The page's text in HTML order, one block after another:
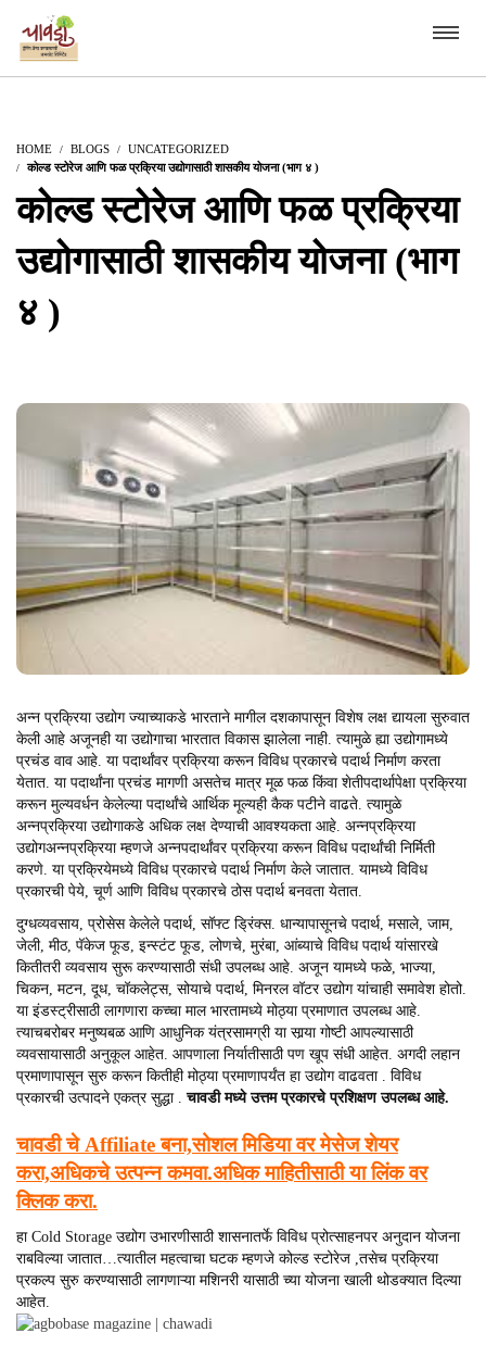
HOME BLOGS
UNCATEGORIZED
कोल्ड स्टोरेज आणि फळ प्रक्रिया उद्योगासाठी शासकीय योजना (भाग ४ )
कोल्ड स्टोरेज आणि फळ प्रक्रिया
उद्योगासाठी शासकीय योजना (भाग
४ )
अन्न प्रक्रिया उद्योग ज्याच्याकडे भारताने मागील दशकापासून विशेष लक्ष द्यायला सुरुवात
केली आहे अजूनही या उद्योगाचा भारतात विकास झालेला नाही. त्यामुळे ह्या उद्योगामध्ये
प्रचंड वाव आहे. या पदार्थांवर प्रक्रिया करून विविध प्रकारचे पदार्थ निर्माण करता
येतात. या पदार्थांना प्रचंड मागणी असतेच मात्र मूळ फळ किंवा शेतीपदार्थापेक्षा प्रक्रिया
करून मुल्यवर्धन केलेल्या पदार्थांचे आर्थिक मूल्यही कैक पटीने वाढते. त्यामुळे
अन्नप्रक्रिया उद्योगाकडे अधिक लक्ष देण्याची आवश्यकता आहे. अन्नप्रक्रिया
उद्योगअन्नप्रक्रिया म्हणजे अन्नपदार्थांवर प्रक्रिया करून विविध पदार्थांची निर्मिती
करणे. या प्रक्रियेमध्ये विविध प्रकारचे पदार्थ निर्माण केले जातात. यामध्ये विविध
प्रकारची पेये, चूर्ण आणि विविध प्रकारचे ठोस पदार्थ बनवता येतात.
दुग्धव्यवसाय, प्रोसेस केलेले पदार्थ, सॉफ्ट ड्रिंक्स. धान्यापासूनचे पदार्थ, मसाले, जाम,
जेली, मीठ, पॅकेज फूड, इन्स्टंट फूड, लोणचे, मुरंबा, आंब्याचे विविध पदार्थ यांसारखे
कितीतरी व्यवसाय सुरू करण्यासाठी संधी उपलब्ध आहे. अजून यामध्ये फळे, भाज्या,
चिकन, मटन, दूध, चॉकलेट्स, सोयाचे पदार्थ, मिनरल वॉटर उद्योग यांचाही समावेश होतो.
या इंडस्ट्रीसाठी लागणारा कच्चा माल भारतामध्ये मोठ्या प्रमाणात उपलब्ध आहे.
त्याचबरोबर मनुष्यबळ आणि आधुनिक यंत्रसामग्री या सार्‍या गोष्टी आपल्यासाठी
व्यवसायासाठी अनुकूल आहेत. आपणाला निर्यातीसाठी पण खूप संधी आहेत. अगदी लहान
प्रमाणापासून सुरु करून कितीही मोठ्या प्रमाणापर्यंत हा उद्योग वाढवता . विविध
प्रकारची उत्पादने एकत्र सुद्धा .चावडी मध्ये उत्तम प्रकारचे प्रशिक्षण उपलब्ध आहे.
चावडी चे Affiliate बना,सोशल मिडिया वर मेसेज शेयर
करा,अधिकचे उत्पन्न कमवा.अधिक माहितीसाठी या लिंक वर
क्लिक करा.
हा Cold Storage उद्योग उभारणीसाठी शासनातर्फे विविध प्रोत्साहनपर अनुदान योजना
राबविल्या जातात…त्यातील महत्वाचा घटक म्हणजे कोल्ड स्टोरेज ,तसेच प्रक्रिया
प्रकल्प सुरु करण्यासाठी लागणाऱ्या मशिनरी यासाठी च्या योजना खाली थोडक्यात दिल्या
आहेत.